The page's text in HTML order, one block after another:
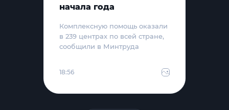
начала года
Комплексную помощь оказали
в 239 центрах по всей стране,
сообщили в Минтруда
18:56